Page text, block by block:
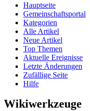
Hauptseite
Gemeinschaftsportal
Kategorien
Alle Artikel
Neue Artikel
Top Themen
Aktuelle Ereignisse
Letzte Änderungen
Zufällige Seite
Hilfe
Wikiwerkzeuge